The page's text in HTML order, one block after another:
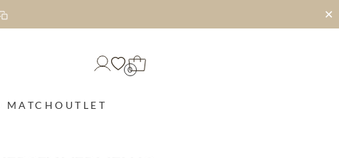
✕
0
MATCHOUTLET